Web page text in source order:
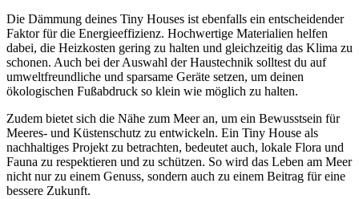
Die Dämmung deines Tiny Houses ist ebenfalls ein entscheidender
Faktor für die Energieeffizienz. Hochwertige Materialien helfen
dabei, die Heizkosten gering zu halten und gleichzeitig das Klima zu
schonen. Auch bei der Auswahl der Haustechnik solltest du auf
umweltfreundliche und sparsame Geräte setzen, um deinen
ökologischen Fußabdruck so klein wie möglich zu halten.
Zudem bietet sich die Nähe zum Meer an, um ein Bewusstsein für
Meeres- und Küstenschutz zu entwickeln. Ein Tiny House als
nachhaltiges Projekt zu betrachten, bedeutet auch, lokale Flora und
Fauna zu respektieren und zu schützen. So wird das Leben am Meer
nicht nur zu einem Genuss, sondern auch zu einem Beitrag für eine
bessere Zukunft.